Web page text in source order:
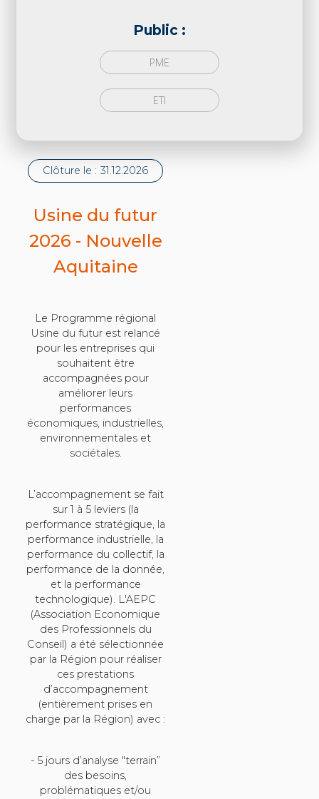
Public :
PME
ETI
Clôture le : 31.12.2026
Usine du futur
2026 - Nouvelle
Aquitaine
Le Programme régional
Usine du futur est relancé
pour les entreprises qui
souhaitent être
accompagnées pour
améliorer leurs
performances
économiques, industrielles,
environnementales et
sociétales.
L’accompagnement se fait
sur 1 à 5 leviers (la
performance stratégique, la
performance industrielle, la
performance du collectif, la
performance de la donnée,
et la performance
technologique). L'AEPC
(Association Economique
des Professionnels du
Conseil) a été sélectionnée
par la Région pour réaliser
ces prestations
d’accompagnement
(entièrement prises en
charge par la Région) avec :
- 5 jours d’analyse "terrain”
des besoins,
problématiques et/ou